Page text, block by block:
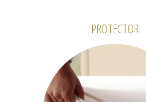
PROTECTOR